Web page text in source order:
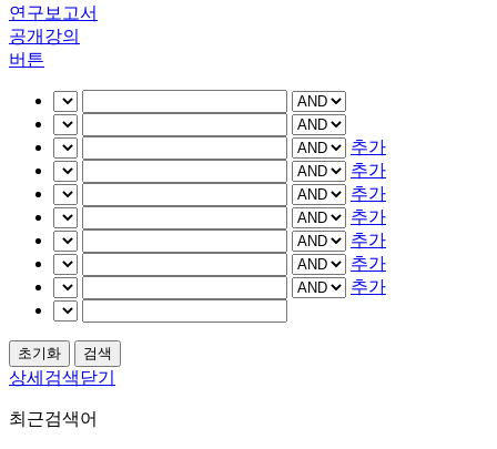
연구보고서
공개강의
버튼
추가
추가
추가
추가
추가
추가
추가
상세검색닫기
최근검색어